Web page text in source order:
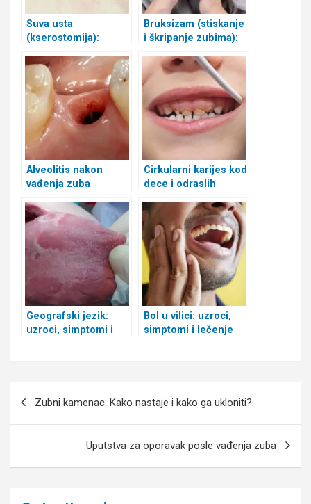
Suva usta
(kserostomija):
lečenje
Bruksizam (stiskanje
i škripanje zubima):
Alveolitis nakon
vađenja zuba
lečiti
Cirkularni karijes kod
dece i odraslih
Geografski jezik:
uzroci, simptomi i
Bol u vilici: uzroci,
simptomi i lečenje
Zubni kamenac: Kako nastaje i kako ga ukloniti?
Uputstva za oporavak posle vađenja zuba